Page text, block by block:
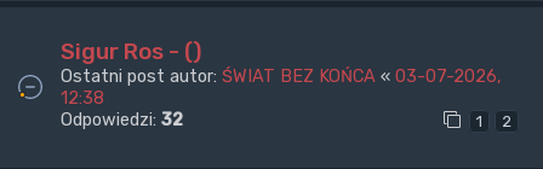
Sigur Ros - ()
Ostatni post autor: ŚWIAT BEZ KOŃCA « 03-07-2026,
12:38
Odpowiedzi: 32 1 2